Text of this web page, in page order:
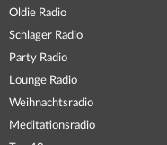
Oldie Radio
Schlager Radio
Party Radio
Lounge Radio
Weihnachtsradio
Meditationsradio